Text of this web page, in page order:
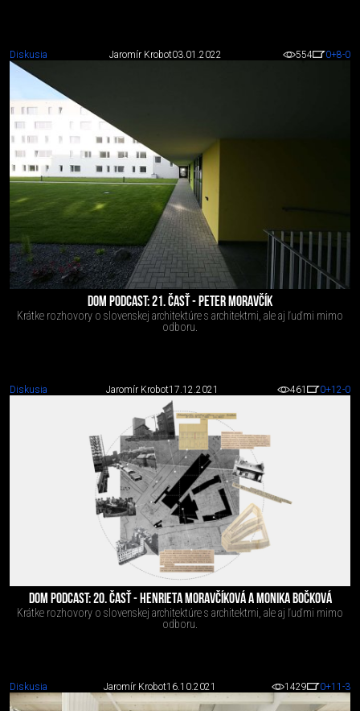
Diskusia Jaromír Krobot03.01.2022 554 0+8-0
DOM PODCAST: 21. ČASŤ - PETER MORAVČÍK
Krátke rozhovory o slovenskej architektúre s architektmi, ale aj ľuďmi mimo
odboru.
Diskusia Jaromír Krobot17.12.2021 461 0+12-0
DOM PODCAST: 20. ČASŤ - HENRIETA MORAVČÍKOVÁ A MONIKA BOČKOVÁ
Krátke rozhovory o slovenskej architektúre s architektmi, ale aj ľuďmi mimo
odboru.
Diskusia Jaromír Krobot16.10.2021 1429 0+11 -3